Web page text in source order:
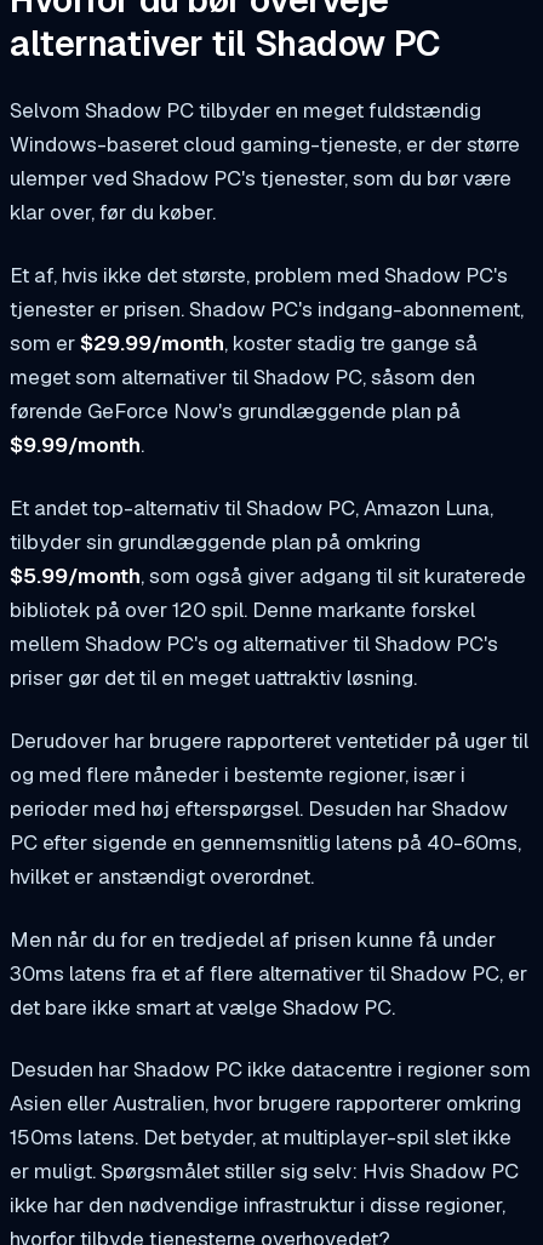
alternativer til Shadow PC
Selvom Shadow PC tilbyder en meget fuldstændig
Windows-baseret cloud gaming-tjeneste, er der større
ulemper ved Shadow PC's tjenester, som du bør være
klar over, før du køber.
Et af, hvis ikke det største, problem med Shadow PC's
tjenester er prisen. Shadow PC's indgang-abonnement,
som er$29.99/month, koster stadig tre gange så
meget som alternativer til Shadow PC, såsom den
førende GeForce Now's grundlæggende plan på
$9.99/month.
Et andet top-alternativ til Shadow PC, Amazon Luna,
tilbyder sin grundlæggende plan på omkring
$5.99/month, som også giver adgang til sit kuraterede
bibliotek på over 120 spil. Denne markante forskel
mellem Shadow PC's og alternativer til Shadow PC's
priser gør det til en meget uattraktiv løsning.
Derudover har brugere rapporteret ventetider på uger til
og med flere måneder i bestemte regioner, især i
perioder med høj efterspørgsel. Desuden har Shadow
PC efter sigende en gennemsnitlig latens på 40-60ms,
hvilket er anstændigt overordnet.
Men når du for en tredjedel af prisen kunne få under
30ms latens fra et af flere alternativer til Shadow PC, er
det bare ikke smart at vælge Shadow PC.
Desuden har Shadow PC ikke datacentre i regioner som
Asien eller Australien, hvor brugere rapporterer omkring
150ms latens. Det betyder, at multiplayer-spil slet ikke
er muligt. Spørgsmålet stiller sig selv: Hvis Shadow PC
ikke har den nødvendige infrastruktur i disse regioner,
hvorfor tilbyde tjenesterne overhovedet?